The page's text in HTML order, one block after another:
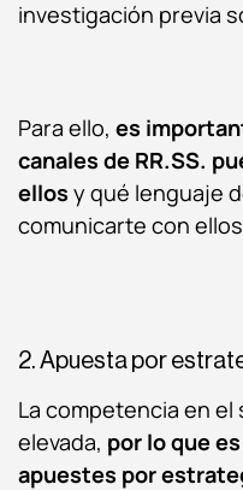
investigación previa
Para ello, es
canales de RR.SS.
ellos y qué lenguaje
comunicarte con
2. Apuesta por
La competencia en
elevada, por lo que
apuestes por